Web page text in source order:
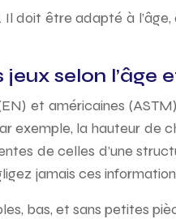
doit être adapté à
selon l’âge
et américaines
exemple, la hauteur de
de celles d’une
jamais ces
bas, et sans petites